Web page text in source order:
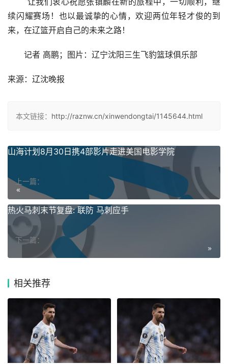
续闪耀赛场！也以最诚挚的心情，欢迎两位年轻才俊的到
来，在辽篮开启自己的未来之路！
记者 高鹏；图片：辽宁沈阳三生飞豹篮球俱乐部
来源：辽沈晚报
本文链接： http://raznw.cn/xinwendongtai/1145644.html
上一篇：
山海计划8月30日携4部影片走进美国电影学院
下一篇：
热火马刺末节复盘: 联防 马刺应手
相关推荐